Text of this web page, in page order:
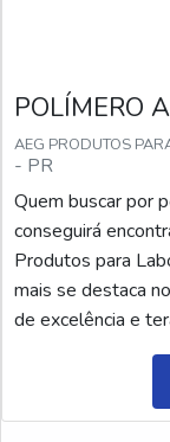
POLÍMERO
AEG PRODUTOS
- PR
Quem buscar por
conseguirá
Produtos para
mais se destaca
de excelência e
solucionem
aniônico em pó,
encontrará